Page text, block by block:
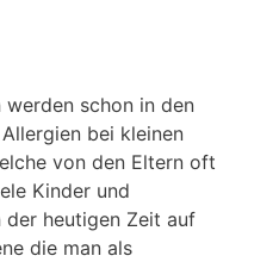
schon in den
bei kleinen
von den Eltern oft
Kinder und
der heutigen Zeit auf
die man als